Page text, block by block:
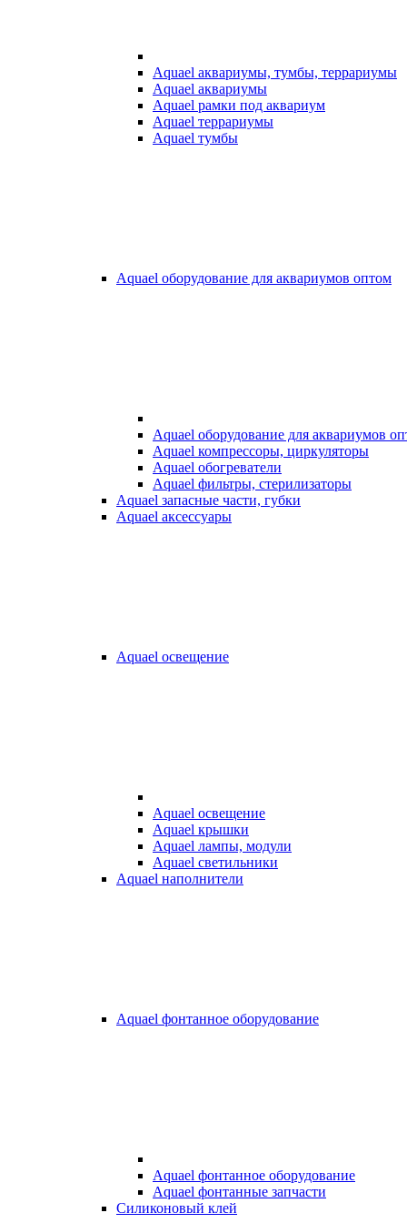
Aquael аквариумы, тумбы, террариумы
Aquael аквариумы
Aquael рамки под аквариум
Aquael террариумы
Aquael тумбы
Aquael оборудование для аквариумов оптом
Aquael оборудование для аквариумов
Aquael компрессоры, циркуляторы
Aquael обогреватели
Aquael фильтры, стерилизаторы
Aquael запасные части, губки
Aquael аксессуары
Aquael освещение
Aquael освещение
Aquael крышки
Aquael лампы, модули
Aquael светильники
Aquael наполнители
Aquael фонтанное оборудование
Aquael фонтанное оборудование
Aquael фонтанные запчасти
Силиконовый клей